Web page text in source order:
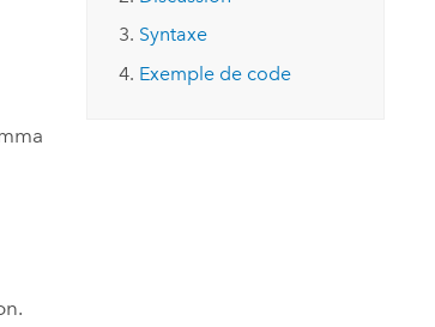
essai gratuit.
Découvrir ArcGIS Pro
Explorer ce cours
Lire le récit
Syntaxe
Exemple de code